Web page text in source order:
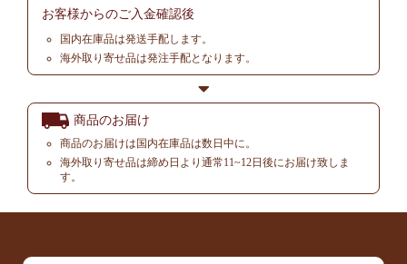
お客様からのご入金確認後
国内在庫品は発送手配します。
海外取り寄せ品は発注手配となります。
商品のお届け
商品のお届けは国内在庫品は数日中に。
海外取り寄せ品は締め日より通常11~12日後にお届け致しま
す。